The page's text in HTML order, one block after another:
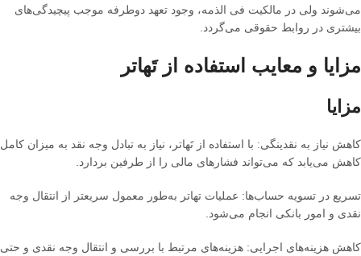
می‌شوند ولی در مالکیت فی الذمه، وجود تعهد دوطرفه موجب پیچیدگی‌های
بیشتری در روابط حقوقی می‌گردد
مزایا و معایب استفاده از تَهاتر
مزایا
کاهش نیاز به نقدینگی: با استفاده از تَهاتر، نیاز به تبادل وجه نقد به میزان کامل
کاهش می‌یابد که می‌تواند فشارهای مالی را از طرفین بردارد
تسریع در تسویه حساب‌ها: عملیات تهاتر به‌طور معمول سریعتر از انتقال وجه
نقدی و امور بانکی انجام می‌شود
کاهش هزینه‌های اجرایی: هزینه‌های مرتبط با بررسی و انتقال وجه نقدی و حتی